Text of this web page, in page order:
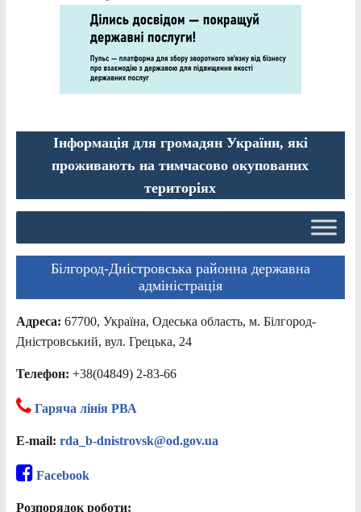
Інформація для громадян України, які
проживають на тимчасово окупованих
територіях
Білгород-Дністровська районна державна
адміністрація
Адреса: 67700, Україна, Одеська область, м. Білгород-
Дністровський, вул. Грецька, 24
Телефон: +38(04849) 2-83-66
Гаряча лінія РВА
E-mail: rda_b-dnistrovsk@od.gov.ua
Facebook
Розпорядок роботи: